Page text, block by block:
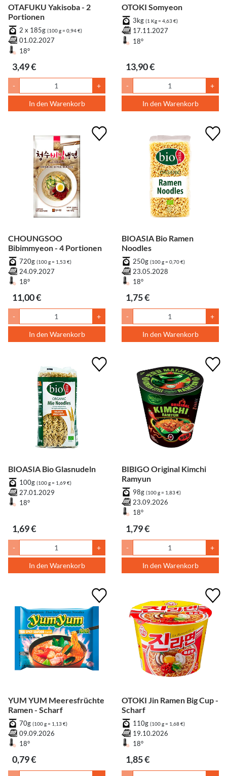
OTAFUKU Yakisoba - 2
Portionen
2 x 185g (100 g = 0,94 €)
01.02.2027
18°
3,49 €
- +
In den Warenkorb
OTOKI Somyeon
3kg (1 Kg = 4,63 €)
17.11.2027
18°
13,90 €
- +
In den Warenkorb
CHOUNGSOO
Bibimmyeon - 4 Portionen
720g (100 g = 1,53 €)
24.09.2027
18°
11,00 €
- +
In den Warenkorb
BIOASIA Bio Ramen
Noodles
250g (100 g = 0,70 €)
23.05.2028
18°
1,75 €
- +
In den Warenkorb
BIOASIA Bio Glasnudeln
100g (100 g = 1,69 €)
27.01.2029
18°
1,69 €
- +
In den Warenkorb
BIBIGO Original Kimchi
Ramyun
98g (100 g = 1,83 €)
23.09.2026
18°
1,79 €
- +
In den Warenkorb
YUM YUM Meeresfrüchte
Ramen - Scharf
70g (100 g = 1,13 €)
09.09.2026
18°
0,79 €
OTOKI Jin Ramen Big Cup -
Scharf
110g (100 g = 1,68 €)
19.10.2026
18°
1,85 €